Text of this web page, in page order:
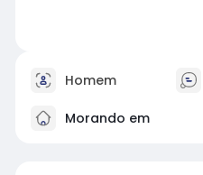
Homem
Morando em